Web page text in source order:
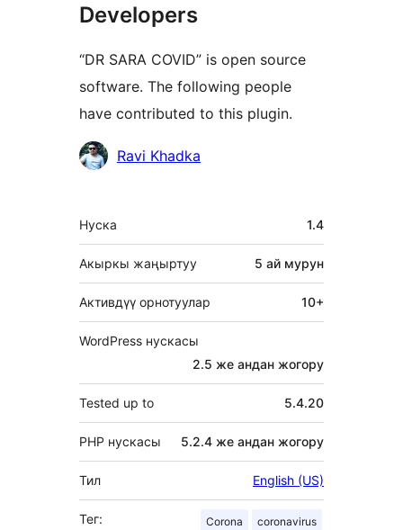
Developers
“DR SARA COVID” is open source
software. The following people
have contributed to this plugin.
МүчөлөрүRavi Khadka
Мета
Нуска 1.4
Акыркы жаңыртуу 5 ай мурун
Активдүү орнотуулар 10+
WordPress нускасы
2.5 же андан жогору
Tested up to 5.4.20
PHP нускасы 5.2.4 же андан жогору
Тил English (US)
Тег: Corona coronavirus